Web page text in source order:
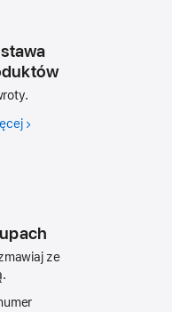
Bezpłatna
ze